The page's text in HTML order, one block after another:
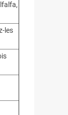
les